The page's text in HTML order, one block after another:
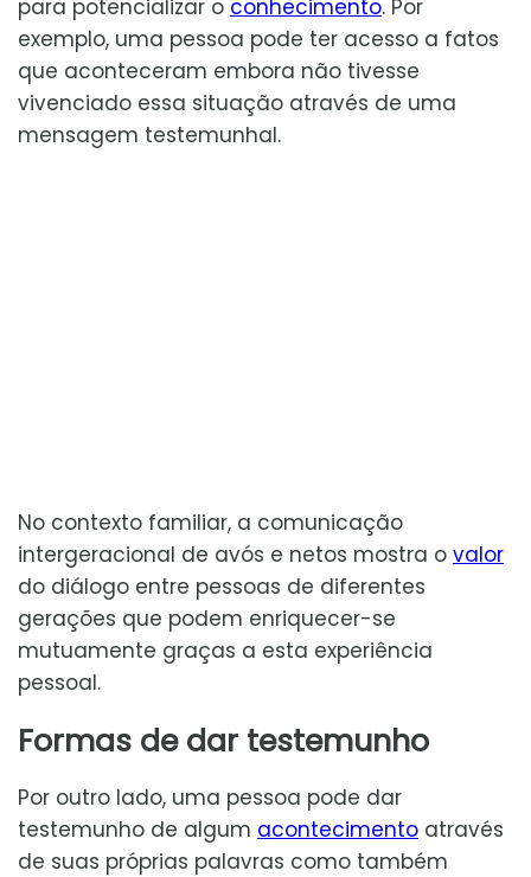
para potencializar o conhecimento. Por
exemplo, uma pessoa pode ter acesso a fatos
que aconteceram embora não tivesse
vivenciado essa situação através de uma
mensagem testemunhal.
No contexto familiar, a comunicação
intergeracional de avós e netos mostra o valor
do diálogo entre pessoas de diferentes
gerações que podem enriquecer-se
mutuamente graças a esta experiência
pessoal.
Formas de dar testemunho
Por outro lado, uma pessoa pode dar
testemunho de algum acontecimento através
de suas próprias palavras como também